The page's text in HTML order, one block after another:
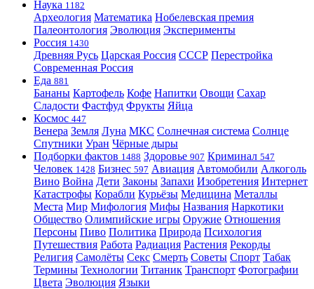
Наука 1182
Археология Математика Нобелевская премия
Палеонтология Эволюция Эксперименты
Россия 1430
Древняя Русь Царская Россия СССР Перестройка
Современная Россия
Еда 881
Бананы Картофель Кофе Напитки Овощи Сахар
Сладости Фастфуд Фрукты Яйца
Космос 447
Венера Земля Луна МКС Солнечная система Солнце
Спутники Уран Чёрные дыры
Подборки фактов 1488 Здоровье 907 Криминал 547
Человек 1428 Бизнес 597 Авиация Автомобили Алкоголь
Вино Война Дети Законы Запахи Изобретения Интернет
Катастрофы Корабли Курьёзы Медицина Металлы
Места Мир Мифология Мифы Названия Наркотики
Общество Олимпийские игры Оружие Отношения
Персоны Пиво Политика Природа Психология
Путешествия Работа Радиация Растения Рекорды
Религия Самолёты Секс Смерть Советы Спорт Табак
Термины Технологии Титаник Транспорт Фотографии
Цвета Эволюция Языки